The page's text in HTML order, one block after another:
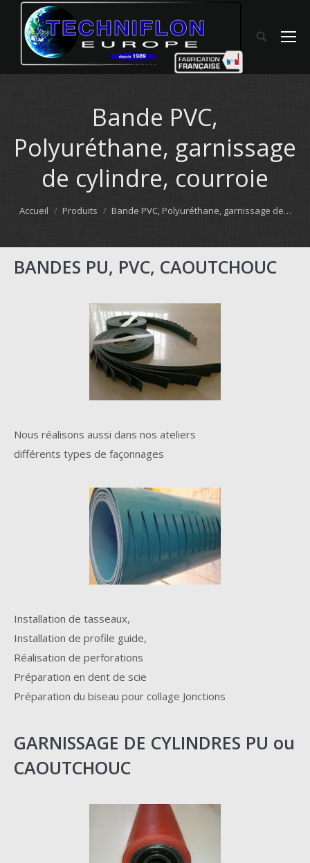
Bande PVC,
Polyuréthane, garnissage
de cylindre, courroie
Vous êtes ici :
Accueil Produits Bande PVC, Polyuréthane, garnissage de…
BANDES PU, PVC, CAOUTCHOUC
Nous réalisons aussi dans nos ateliers
différents types de façonnages
Installation de tasseaux,
Installation de profile guide,
Réalisation de perforations
Préparation en dent de scie
Préparation du biseau pour collage Jonctions
GARNISSAGE DE CYLINDRES PU ou
CAOUTCHOUC